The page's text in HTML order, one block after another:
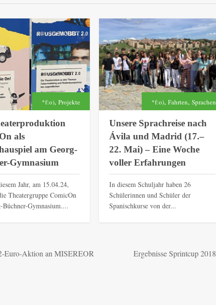
*f:o), Projekte
als
am Georg-
Gymnasium
Jahr, am 15.04.24,
Theatergruppe ComicOn
Büchner-Gymnasium....
*f:o), Fahrten, Sprachen
Unsere Sprachreise nach
Ávila und Madrid (17.–
22. Mai) – Eine Woche
voller Erfahrungen
In diesem Schuljahr haben 26
Schülerinnen und Schüler der
Spanischkurse von der...
Euro-Aktion an MISEREOR Ergebnisse Sprintcup 2018